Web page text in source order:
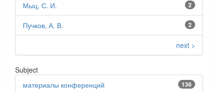
2
Мыц, С. И.
2
Пучков, А. В.
next >
Subject
136
материалы конференций